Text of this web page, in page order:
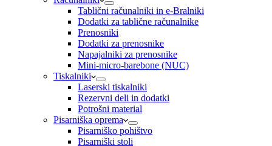
Tablični računalniki in e-Bralniki
Dodatki za tablične računalnike
Prenosniki
Dodatki za prenosnike
Napajalniki za prenosnike
Mini-micro-barebone (NUC)
Tiskalniki
Laserski tiskalniki
Rezervni deli in dodatki
Potrošni material
Pisarniška oprema
Pisarniško pohištvo
Pisarniški stoli